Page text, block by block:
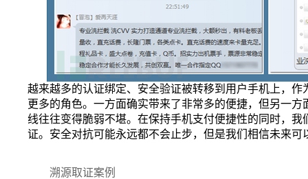
越来越多的认证绑定、安全验证被转移到用户手机上，
更多的角色。一方面确实带来了非常多的便捷，但另一
线往往变得脆弱不堪。在保持手机支付便捷性的同时，
证。安全对抗可能永远都不会止步，但是我们相信未来可
溯源取证案例